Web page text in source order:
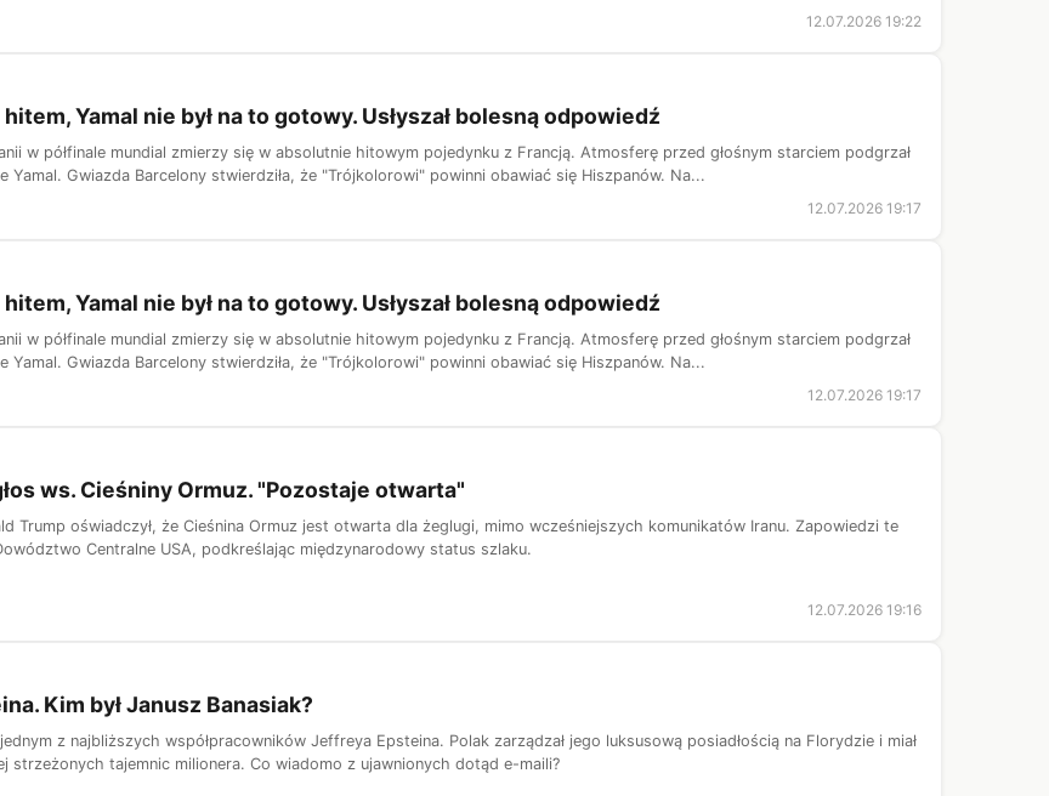
12.07.2026 19:22
Yamal nie był na to gotowy. Usłyszał bolesną odpowiedź
w półfinale mundial zmierzy się w absolutnie hitowym pojedynku z Francją. Atmosferę przed głośnym starciem podgrzał
Yamal. Gwiazda Barcelony stwierdziła, że "Trójkolorowi" powinni obawiać się Hiszpanów. Na...
12.07.2026 19:17
Yamal nie był na to gotowy. Usłyszał bolesną odpowiedź
w półfinale mundial zmierzy się w absolutnie hitowym pojedynku z Francją. Atmosferę przed głośnym starciem podgrzał
Yamal. Gwiazda Barcelony stwierdziła, że "Trójkolorowi" powinni obawiać się Hiszpanów. Na...
12.07.2026 19:17
ws. Cieśniny Ormuz. "Pozostaje otwarta"
Trump oświadczył, że Cieśnina Ormuz jest otwarta dla żeglugi, mimo wcześniejszych komunikatów Iranu. Zapowiedzi te
Centralne USA, podkreślając międzynarodowy status szlaku.
12.07.2026 19:16
Kim był Janusz Banasiak?
z najbliższych współpracowników Jeffreya Epsteina. Polak zarządzał jego luksusową posiadłością na Florydzie i miał
strzeżonych tajemnic milionera. Co wiadomo z ujawnionych dotąd e-maili?